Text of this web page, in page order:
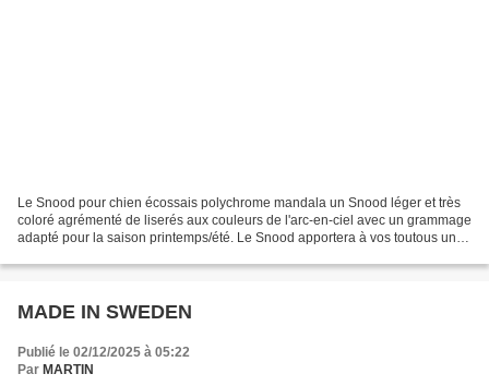
Le Snood pour chien écossais polychrome mandala un Snood léger et très
coloré agrémenté de liserés aux couleurs de l'arc-en-ciel avec un grammage
adapté pour la saison printemps/été. Le Snood apportera à vos toutous un
MADE IN SWEDEN
Publié le 02/12/2025 à 05:22
Par MARTIN